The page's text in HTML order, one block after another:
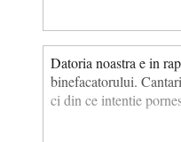
Datoria noastra e in
binefacatorului.
ci din ce intentie